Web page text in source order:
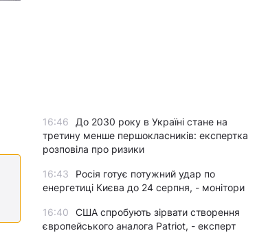
16:46
До 2030 року в Україні стане на
третину менше першокласників: експертка
розповіла про ризики
16:43
Росія готує потужний удар по
енергетиці Києва до 24 серпня, - монітори
16:40
США спробують зірвати створення
європейського аналога Patriot, - експерт